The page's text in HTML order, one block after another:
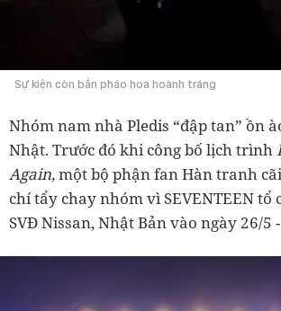
Sự kiện còn bắn pháo hoa hoành tráng
Nhóm nam nhà Pledis “đập tan” ồn
Nhật. Trước đó khi công bố lịch trình
Again,một bộ phận fan Hàn tranh
chí tẩy chay nhóm vì SEVENTEEN tổ
SVĐ Nissan, Nhật Bản vào ngày 26/5